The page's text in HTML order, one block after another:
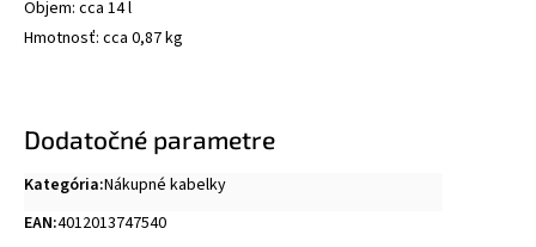
Objem: cca 14 l
Hmotnosť: cca 0,87 kg
Dodatočné parametre
Kategória:Nákupné kabelky
EAN:4012013747540